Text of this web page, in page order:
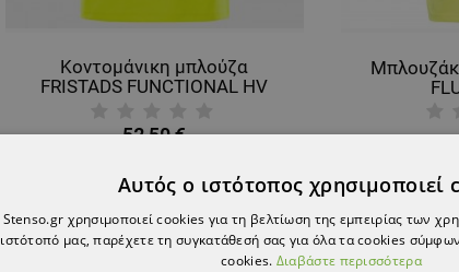
Κοντομάνικη μπλούζα
FRISTADS FUNCTIONAL HV
52,50 €
Εμφανίζονται τα στοιχεία 1-11 από
Αυτός ο ιστότοπος χρησιμοποιεί
Stenso.gr χρησιμοποιεί cookies για τη βελτίωση της εμπειρίας των
ιστότοπό μας, παρέχετε τη συγκατάθεσή σας για όλα τα cookies
cookies. Διαβάστε περισσότερα